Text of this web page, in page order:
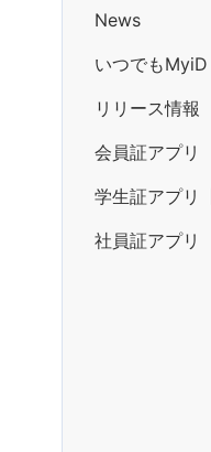
News
いつでもMyiD
リリース情報
会員証アプリ
学生証アプリ
社員証アプリ